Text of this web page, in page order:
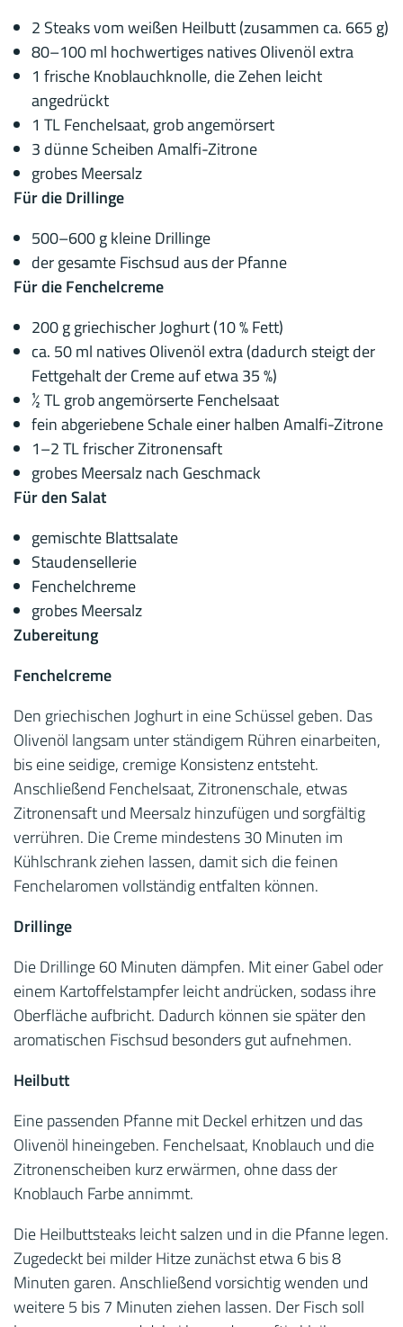
2 Steaks vom weißen Heilbutt (zusammen ca. 665 g)
80–100 ml hochwertiges natives Olivenöl extra
1 frische Knoblauchknolle, die Zehen leicht
angedrückt
1 TL Fenchelsaat, grob angemörsert
3 dünne Scheiben Amalfi-Zitrone
grobes Meersalz
Für die Drillinge
500–600 g kleine Drillinge
der gesamte Fischsud aus der Pfanne
Für die Fenchelcreme
200 g griechischer Joghurt (10 % Fett)
ca. 50 ml natives Olivenöl extra (dadurch steigt der
Fettgehalt der Creme auf etwa 35 %)
½ TL grob angemörserte Fenchelsaat
fein abgeriebene Schale einer halben Amalfi-Zitrone
1–2 TL frischer Zitronensaft
grobes Meersalz nach Geschmack
Für den Salat
gemischte Blattsalate
Staudensellerie
Fenchelchreme
grobes Meersalz
Zubereitung
Fenchelcreme
Den griechischen Joghurt in eine Schüssel geben. Das
Olivenöl langsam unter ständigem Rühren einarbeiten,
bis eine seidige, cremige Konsistenz entsteht.
Anschließend Fenchelsaat, Zitronenschale, etwas
Zitronensaft und Meersalz hinzufügen und sorgfältig
verrühren. Die Creme mindestens 30 Minuten im
Kühlschrank ziehen lassen, damit sich die feinen
Fenchelaromen vollständig entfalten können.
Drillinge
Die Drillinge 60 Minuten dämpfen. Mit einer Gabel oder
einem Kartoffelstampfer leicht andrücken, sodass ihre
Oberfläche aufbricht. Dadurch können sie später den
aromatischen Fischsud besonders gut aufnehmen.
Heilbutt
Eine passenden Pfanne mit Deckel erhitzen und das
Olivenöl hineingeben. Fenchelsaat, Knoblauch und die
Zitronenscheiben kurz erwärmen, ohne dass der
Knoblauch Farbe annimmt.
Die Heilbuttsteaks leicht salzen und in die Pfanne legen.
Zugedeckt bei milder Hitze zunächst etwa 6 bis 8
Minuten garen. Anschließend vorsichtig wenden und
weitere 5 bis 7 Minuten ziehen lassen. Der Fisch soll